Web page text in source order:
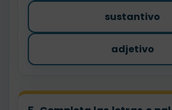
sustantivo
adjetivo